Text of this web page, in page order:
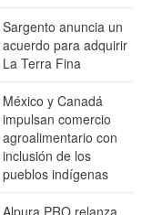
Sargento anuncia un
acuerdo para adquirir
La Terra Fina
México y Canadá
impulsan comercio
agroalimentario con
inclusión de los
pueblos indígenas